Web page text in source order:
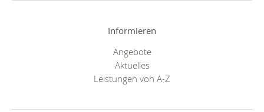
Informieren
Angebote
Aktuelles
Leistungen von A-Z